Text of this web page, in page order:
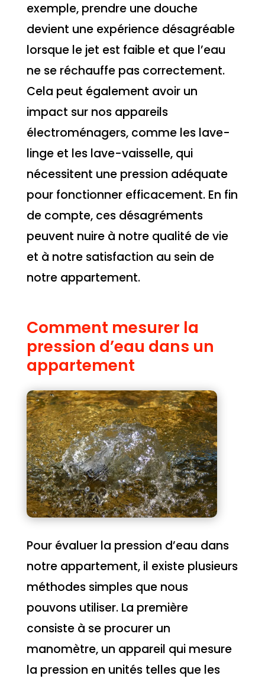
exemple, prendre une douche
devient une expérience désagréable
lorsque le jet est faible et que l’eau
ne se réchauffe pas correctement.
Cela peut également avoir un
impact sur nos appareils
électroménagers, comme les lave-
linge et les lave-vaisselle, qui
nécessitent une pression adéquate
pour fonctionner efficacement. En fin
de compte, ces désagréments
peuvent nuire à notre qualité de vie
et à notre satisfaction au sein de
notre appartement.
Comment mesurer la
pression d’eau dans un
appartement
Pour évaluer la pression d’eau dans
notre appartement, il existe plusieurs
méthodes simples que nous
pouvons utiliser. La première
consiste à se procurer un
manomètre, un appareil qui mesure
la pression en unités telles que les